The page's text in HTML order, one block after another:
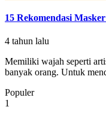
15 Rekomendasi
4 tahun lalu
Memiliki wajah seperti
banyak orang. Untuk
Populer
1